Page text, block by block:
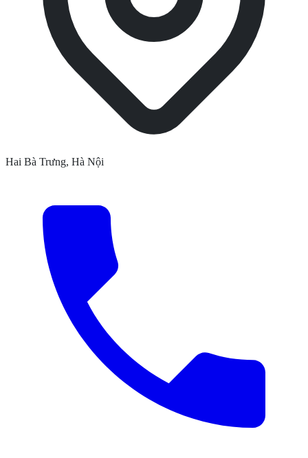
Hai Bà Trưng, Hà Nội